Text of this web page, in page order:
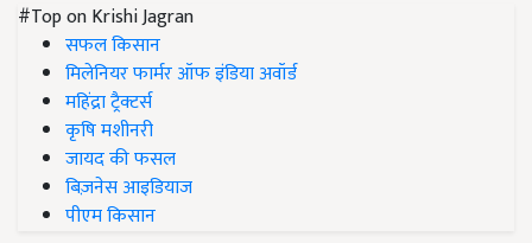
#Top on Krishi Jagran
सफल किसान
मिलेनियर फार्मर ऑफ इंडिया अवॉर्ड
महिंद्रा ट्रैक्टर्स
कृषि मशीनरी
जायद की फसल
बिज़नेस आइडियाज
पीएम किसान